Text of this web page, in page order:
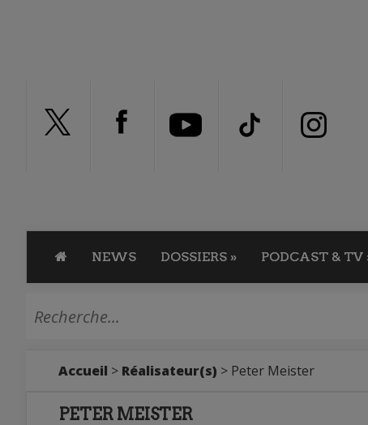
NEWS DOSSIERS » PODCAST & TV
Accueil > Réalisateur(s) > Peter Meister
PETER MEISTER